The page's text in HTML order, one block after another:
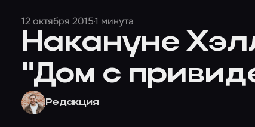
12 октября 20151 минута
Накануне
"Дом с
Редакция